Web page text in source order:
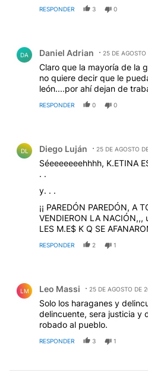
RESPONDER 3 0
DA Daniel Adrian 25 DE
Claro que la mayoría de la
no quiere decir que le
león....por ahí dejan de
RESPONDER 0 0
DL Diego Luján 25 DE AGOSTO
Séeeeeeeehhhh, K.ETINA
. .
y. . .
¡¡ PAREDÓN PAREDÓN, A
VENDIERON LA
LES M.E$ K Q SE
RESPONDER 2 1
LM Leo Massi 25 DE AGOSTO DE
Solo los haraganes y
delincuente, sera justicia y
robado al pueblo.
RESPONDER 3 1